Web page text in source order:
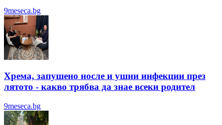
9meseca.bg
Хрема, запушено носле и ушни инфекции през
лятотo - какво трябва да знае всеки родител
9meseca.bg